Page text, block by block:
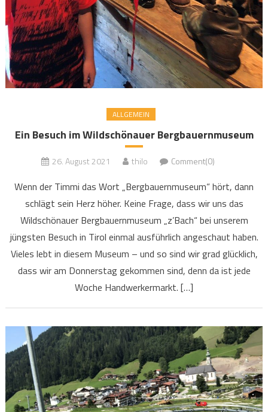
ALLGEMEIN
Ein Besuch im Wildschönauer Bergbauernmuseum
26. August 2021 thilo Comment(0)
Wenn der Timmi das Wort „Bergbauernmuseum“ hört, dann
schlägt sein Herz höher. Keine Frage, dass wir uns das
Wildschönauer Bergbauernmuseum „z’Bach“ bei unserem
jüngsten Besuch in Tirol einmal ausführlich angeschaut haben.
Vieles lebt in diesem Museum – und so sind wir grad glücklich,
dass wir am Donnerstag gekommen sind, denn da ist jede
Woche Handwerkermarkt. […]